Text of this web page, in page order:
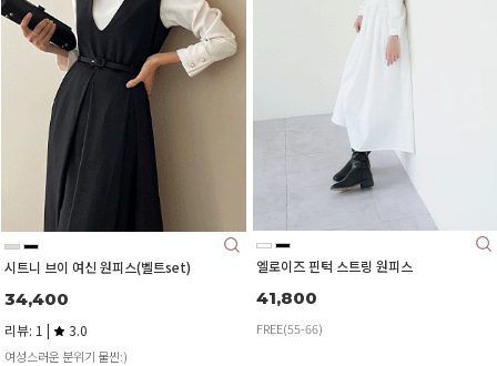
시트니 브이 여신 원피스(벨트set)
34,400
리뷰: 1 | 3.0
여성스러운 분위기 물씬:)
엘로이즈 핀턱 스트링 원피스
41,800
FREE(55-66)